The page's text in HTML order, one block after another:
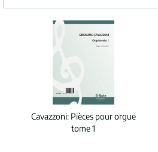
Cavazzoni: Pièces pour orgue
tome 1